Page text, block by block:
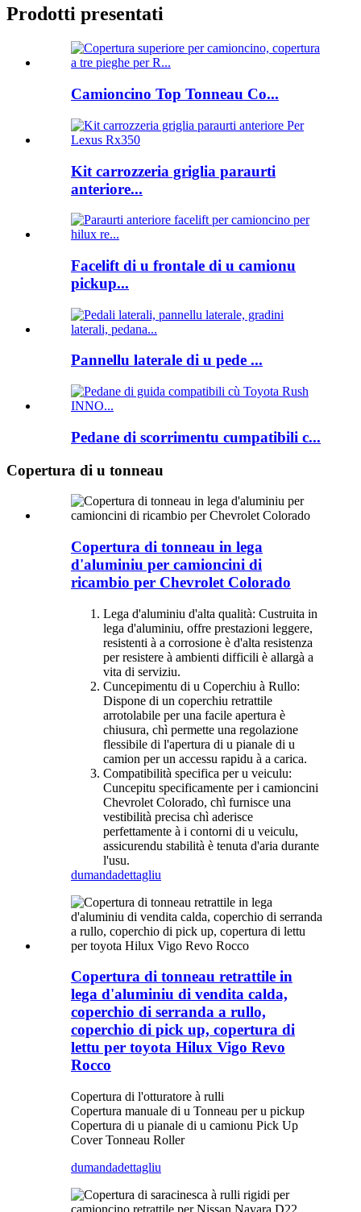
Prodotti presentati
Camioncino Top Tonneau Co...
Kit carrozzeria griglia paraurti
anteriore...
Facelift di u frontale di u camionu
pickup...
Pannellu laterale di u pede ...
Pedane di scorrimentu cumpatibili c...
Copertura di u tonneau
Copertura di tonneau in lega
d'aluminiu per camioncini di
ricambio per Chevrolet Colorado
Lega d'aluminiu d'alta qualità: Custruita in
lega d'aluminiu, offre prestazioni leggere,
resistenti à a corrosione è d'alta resistenza
per resistere à ambienti difficili è allargà a
vita di serviziu.
Cuncepimentu di u Coperchiu à Rullo:
Dispone di un coperchiu retrattile
arrotolabile per una facile apertura è
chiusura, chì permette una regolazione
flessibile di l'apertura di u pianale di u
camion per un accessu rapidu à a carica.
Compatibilità specifica per u veiculu:
Cuncepitu specificamente per i camioncini
Chevrolet Colorado, chì furnisce una
vestibilità precisa chì aderisce
perfettamente à i contorni di u veiculu,
assicurendu stabilità è tenuta d'aria durante
l'usu.
dumandadettagliu
Copertura di tonneau retrattile in
lega d'aluminiu di vendita calda,
coperchio di serranda a rullo,
coperchio di pick up, copertura di
lettu per toyota Hilux Vigo Revo
Rocco
Copertura di l'otturatore à rulli
Copertura manuale di u Tonneau per u pickup
Copertura di u pianale di u camionu Pick Up
Cover Tonneau Roller
dumandadettagliu